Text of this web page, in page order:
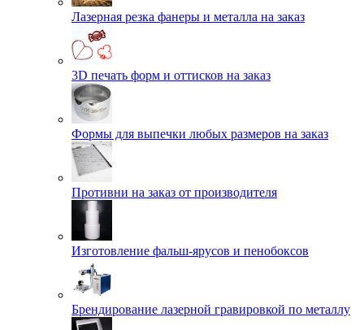
Лазерная резка фанеры и металла на заказ
3D печать форм и оттисков на заказ
Формы для выпечки любых размеров на заказ
Противни на заказ от производителя
Изготовление фальш-ярусов и пенобоксов
Брендирование лазерной гравировкой по металлу